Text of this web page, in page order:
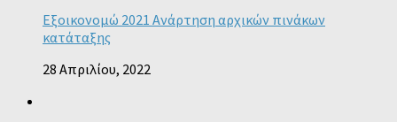
Εξοικονομώ 2021 Ανάρτηση αρχικών πινάκων
κατάταξης
28 Απριλίου, 2022